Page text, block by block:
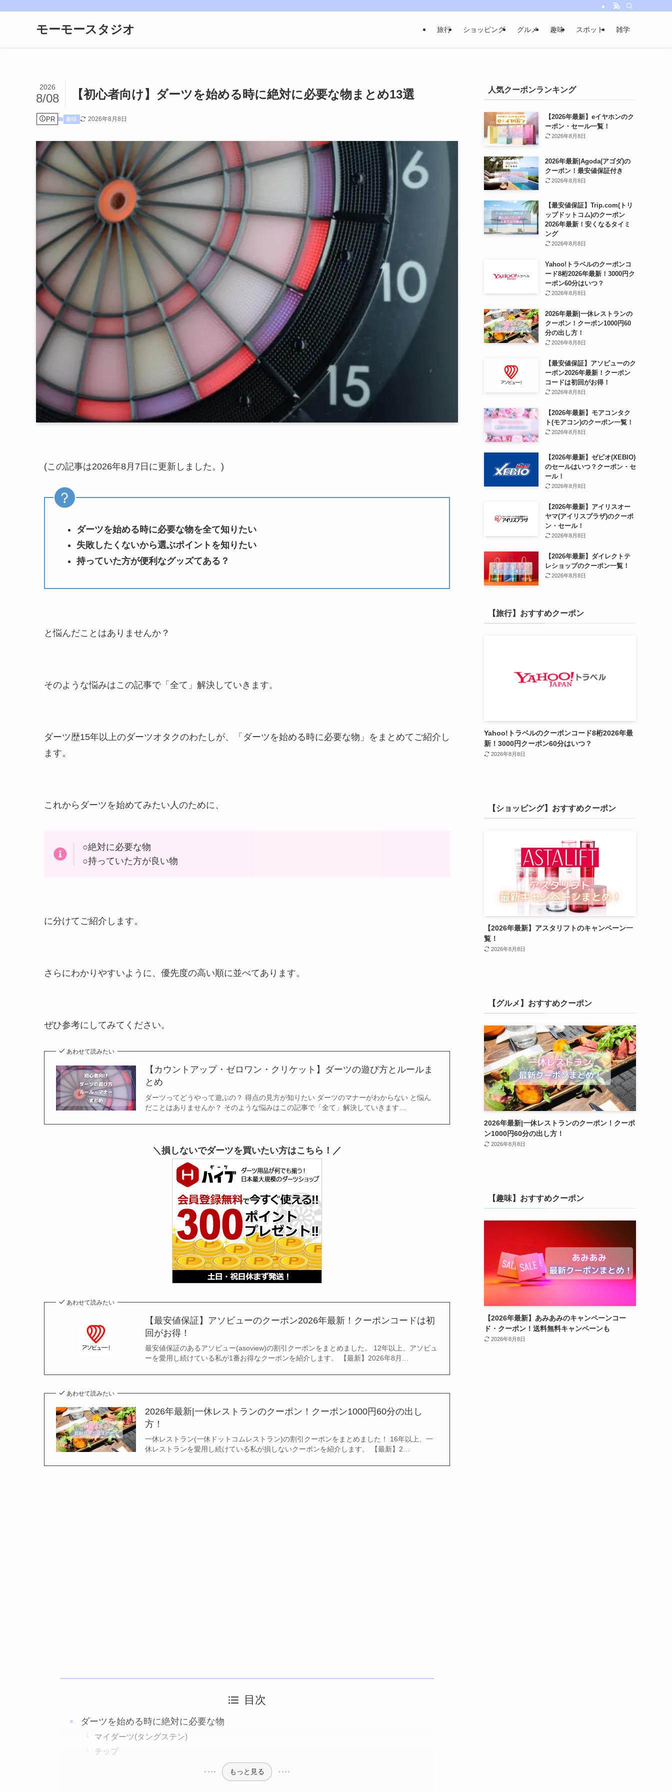
モーモースタジオ 旅行 ショッピング グルメ 趣味 スポット 雑学
【初心者向け】ダーツを始める時に絶対に必要な物まとめ13選
2026
8/08
PR 趣味 2026年8月8日
(この記事は2026年8月7日に更新しました。)
ダーツを始める時に必要な物を全て知りたい
失敗したくないから選ぶポイントを知りたい
持っていた方が便利なグッズてある？
と悩んだことはありませんか？
そのような悩みはこの記事で「全て」解決していきます。
ダーツ歴15年以上のダーツオタクのわたしが、「ダーツを始める時に必要な物」をまとめてご紹介し
ます。
これからダーツを始めてみたい人のために、
○絶対に必要な物
○持っていた方が良い物
に分けてご紹介します。
さらにわかりやすいように、優先度の高い順に並べてあります。
ぜひ参考にしてみてください。
あわせて読みたい
【カウントアップ・ゼロワン・クリケット】ダーツの遊び方とルールま
とめ
ダーツってどうやって遊ぶの？ 得点の見方が知りたい ダーツのマナーがわからない と悩ん
だことはありませんか？ そのような悩みはこの記事で「全て」解決していきます…
＼損しないでダーツを買いたい方はこちら！／
あわせて読みたい
【最安値保証】アソビューのクーポン2026年最新！クーポンコードは初
回がお得！
最安値保証のあるアソビュー(asoview)の割引クーポンをまとめました。 12年以上、アソビュ
ーを愛用し続けている私が1番お得なクーポンを紹介します。 【最新】2026年8月…
あわせて読みたい
2026年最新|一休レストランのクーポン！クーポン1000円60分の出し
方！
一休レストラン(一休ドットコムレストラン)の割引クーポンをまとめました！ 16年以上、一
休レストランを愛用し続けている私が損しないクーポンを紹介します。 【最新】2…
目次
ダーツを始める時に絶対に必要な物
マイダーツ(タングステン)
チップ
もっと見る
人気クーポンランキング
【2026年最新】eイヤホンのク
ーポン・セール一覧！
2026年8月8日
2026年最新|Agoda(アゴダ)の
クーポン！最安値保証付き
2026年8月8日
【最安値保証】Trip.com(トリ
ップドットコム)のクーポン
2026年最新！安くなるタイミ
ング
2026年8月8日
Yahoo!トラベルのクーポンコ
ード8桁2026年最新！3000円ク
ーポン60分はいつ？
2026年8月8日
2026年最新|一休レストランの
クーポン！クーポン1000円60
分の出し方！
2026年8月8日
【最安値保証】アソビューのク
ーポン2026年最新！クーポン
コードは初回がお得！
2026年8月8日
【2026年最新】モアコンタク
ト(モアコン)のクーポン一覧！
2026年8月8日
【2026年最新】ゼビオ(XEBIO)
のセールはいつ？クーポン・セ
ール！
2026年8月8日
【2026年最新】アイリスオー
ヤマ(アイリスプラザ)のクーポ
ン・セール！
2026年8月8日
【2026年最新】ダイレクトテ
レショップのクーポン一覧！
2026年8月8日
【旅行】おすすめクーポン
Yahoo!トラベルのクーポンコード8桁2026年最
新！3000円クーポン60分はいつ？
2026年8月8日
【ショッピング】おすすめクーポン
【2026年最新】アスタリフトのキャンペーン一
覧！
2026年8月8日
【グルメ】おすすめクーポン
2026年最新|一休レストランのクーポン！クーポ
ン1000円60分の出し方！
2026年8月8日
【趣味】おすすめクーポン
【2026年最新】あみあみのキャンペーンコー
ド・クーポン！送料無料キャンペーンも
2026年8月8日